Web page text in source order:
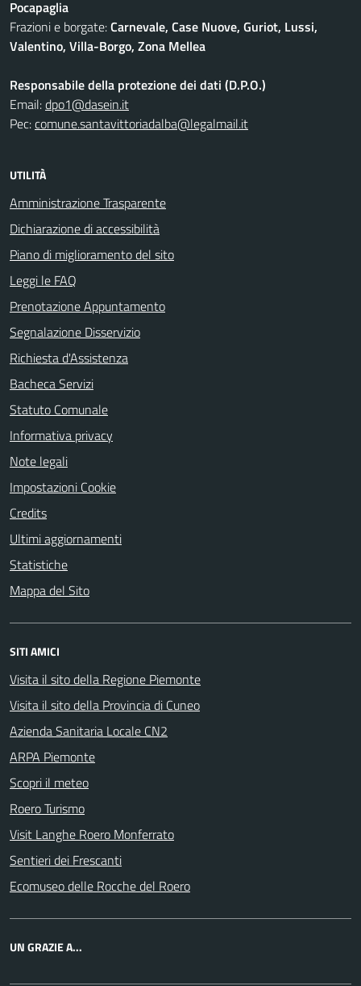
Pocapaglia
Frazioni e borgate:Carnevale, Case Nuove, Guriot, Lussi,
Valentino, Villa-Borgo, Zona Mellea
Responsabile della protezione dei dati (D.P.O.)
Email:dpo1@dasein.it
Pec:comune.santavittoriadalba@legalmail.it
UTILITÀ
Amministrazione Trasparente
Dichiarazione di accessibilità
Piano di miglioramento del sito
Leggi le FAQ
Prenotazione Appuntamento
Segnalazione Disservizio
Richiesta d'Assistenza
Bacheca Servizi
Statuto Comunale
Informativa privacy
Note legali
Impostazioni Cookie
Credits
Ultimi aggiornamenti
Statistiche
Mappa del Sito
SITI AMICI
Visita il sito della Regione Piemonte
Visita il sito della Provincia di Cuneo
Azienda Sanitaria Locale CN2
ARPA Piemonte
Scopri il meteo
Roero Turismo
Visit Langhe Roero Monferrato
Sentieri dei Frescanti
Ecomuseo delle Rocche del Roero
UN GRAZIE A...